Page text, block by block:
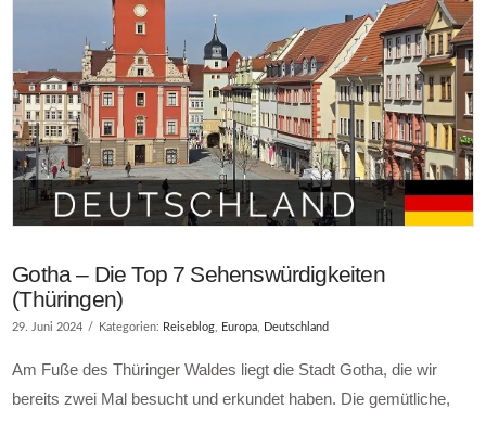
Gotha – Die Top 7 Sehenswürdigkeiten
(Thüringen)
29. Juni 2024 Kategorien: Reiseblog Europa Deutschland
Am Fuße des Thüringer Waldes liegt die Stadt Gotha, die wir
bereits zwei Mal besucht und erkundet haben. Die gemütliche,